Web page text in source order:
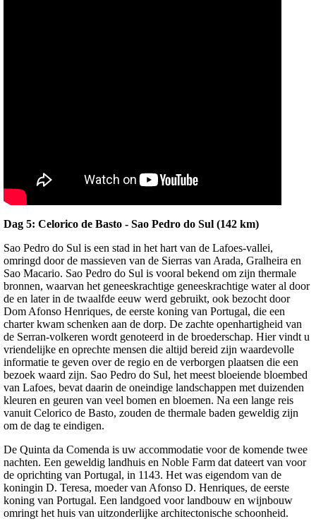
Dag 5: Celorico de Basto - Sao Pedro do Sul (142 km)
Sao Pedro do Sul is een stad in het hart van de Lafoes-vallei,
omringd door de massieven van de Sierras van Arada, Gralheira en
Sao Macario. Sao Pedro do Sul is vooral bekend om zijn thermale
bronnen, waarvan het geneeskrachtige geneeskrachtige water al door
de en later in de twaalfde eeuw werd gebruikt, ook bezocht door
Dom Afonso Henriques, de eerste koning van Portugal, die een
charter kwam schenken aan de dorp. De zachte openhartigheid van
de Serran-volkeren wordt genoteerd in de broederschap. Hier vindt u
vriendelijke en oprechte mensen die altijd bereid zijn waardevolle
informatie te geven over de regio en de verborgen plaatsen die een
bezoek waard zijn. Sao Pedro do Sul, het meest bloeiende bloembed
van Lafoes, bevat daarin de oneindige landschappen met duizenden
kleuren en geuren van veel bomen en bloemen. Na een lange reis
vanuit Celorico de Basto, zouden de thermale baden geweldig zijn
om de dag te eindigen.
De Quinta da Comenda is uw accommodatie voor de komende twee
nachten. Een geweldig landhuis en Noble Farm dat dateert van voor
de oprichting van Portugal, in 1143. Het was eigendom van de
koningin D. Teresa, moeder van Afonso D. Henriques, de eerste
koning van Portugal. Een landgoed voor landbouw en wijnbouw
omringt het huis van uitzonderlijke architectonische schoonheid.